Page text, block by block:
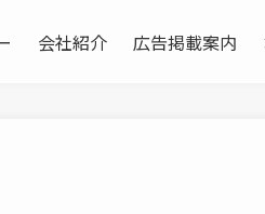
会社紹介 広告掲載案内